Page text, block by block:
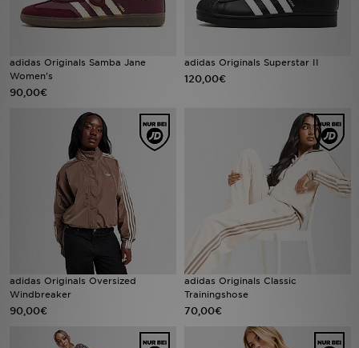
adidas Originals Samba Jane
Women's
90,00€
adidas Originals Superstar II
120,00€
adidas Originals Oversized
Windbreaker
90,00€
adidas Originals Classic
Trainingshose
70,00€
Mein JD
Meine Nachrichten
Bestellverfolgung
Hilfe & Kontakt
Trending Styles